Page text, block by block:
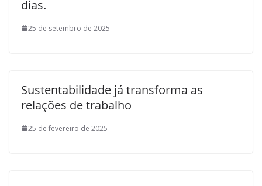
dias.
25 de setembro de 2025
Sustentabilidade já transforma as
relações de trabalho
25 de fevereiro de 2025